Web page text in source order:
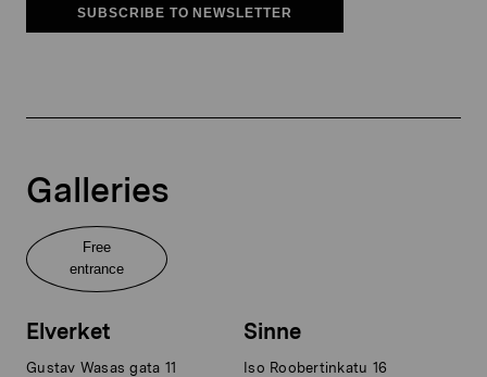
SUBSCRIBE TO NEWSLETTER
Galleries
Free
entrance
Elverket
Gustav Wasas gata 11
Sinne
Iso Roobertinkatu 16